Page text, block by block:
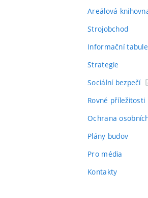
Areálová
Strojobchod
Informační tabule
Strategie
Sociální bezpečí
Rovné příležitosti
Ochrana
Plány budov
Pro média
Kontakty